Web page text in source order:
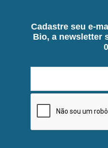
Cadastre seu e-
Bio, a newsletter